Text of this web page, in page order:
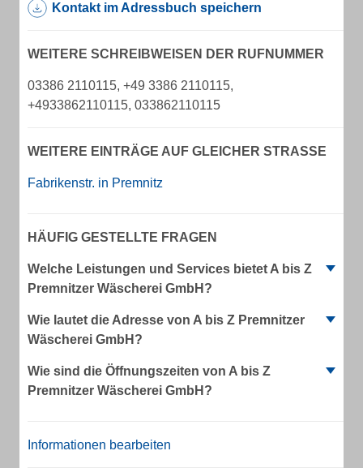
Kontakt im Adressbuch speichern
WEITERE SCHREIBWEISEN DER RUFNUMMER
03386 2110115, +49 3386 2110115,
+4933862110115, 033862110115
WEITERE EINTRÄGE AUF GLEICHER STRASSE
Fabrikenstr. in Premnitz
HÄUFIG GESTELLTE FRAGEN
Welche Leistungen und Services bietet A bis Z
Premnitzer Wäscherei GmbH?
Wie lautet die Adresse von A bis Z Premnitzer
Wäscherei GmbH?
Wie sind die Öffnungszeiten von A bis Z
Premnitzer Wäscherei GmbH?
Informationen bearbeiten